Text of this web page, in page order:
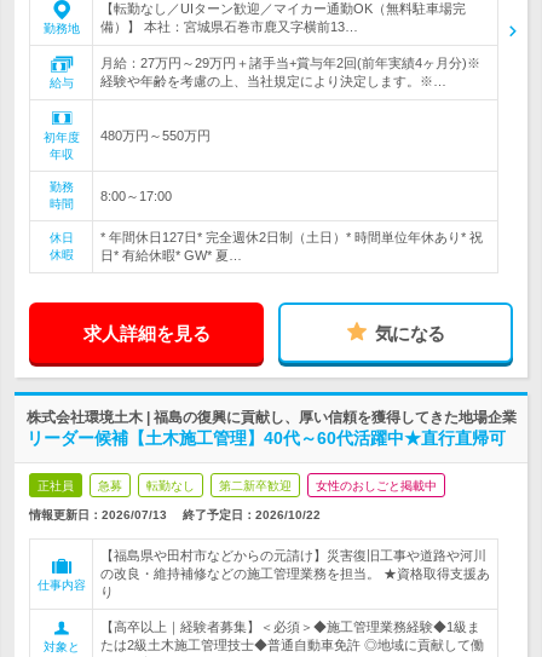
勤務地
【転勤なし／UIターン歓迎／マイカー通勤OK（無料駐車場完
備）】 本社：宮城県石巻市鹿又字横前13…
給与
月給：27万円～29万円＋諸手当+賞与年2回(前年実績4ヶ月分)※
経験や年齢を考慮の上、当社規定により決定します。※…
初年度
年収
480万円～550万円
勤務
時間
8:00～17:00
休日
休暇
* 年間休日127日* 完全週休2日制（土日）* 時間単位年休あり* 祝
日* 有給休暇* GW* 夏…
求人詳細を見る 気になる
株式会社環境土木 | 福島の復興に貢献し、厚い信頼を獲得してきた地場企業
リーダー候補【土木施工管理】40代～60代活躍中★直行直帰可
正社員 急募 転勤なし 第二新卒歓迎 女性のおしごと掲載中
情報更新日：2026/07/13 終了予定日： 2026/10/22
仕事内容
【福島県や田村市などからの元請け】災害復旧工事や道路や河川
の改良・維持補修などの施工管理業務を担当。 ★資格取得支援あ
り
対象と
【高卒以上｜経験者募集】＜必須＞◆施工管理業務経験◆1級ま
たは2級土木施工管理技士◆普通自動車免許 ◎地域に貢献して働